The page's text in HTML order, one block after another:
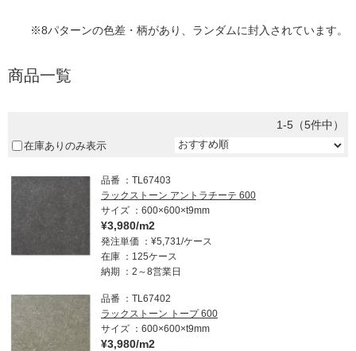
※8パターンの色差・柄があり、ランダムに封入されています。
商品一覧
1-5（5件中）
在庫ありのみ表示
品番
TL67403
ラックストーン アントラチーテ 600
サイズ
600×600×t9mm
¥3,980/m2
発注単価
¥5,731/ケース
在庫
125ケース
納期
2～8営業日
品番
TL67402
ラックストーン トープ 600
サイズ
600×600×t9mm
¥3,980/m2